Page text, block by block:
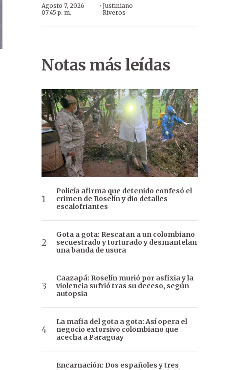
Agosto 7, 2026
07:45 p. m.
·Justiniano
Riveros
Notas más leídas
Policía afirma que detenido confesó el
crimen de Roselín y dio detalles
escalofriantes
Gota a gota: Rescatan a un colombiano
secuestrado y torturado y desmantelan
una banda de usura
Caazapá: Roselín murió por asfixia y la
violencia sufrió tras su deceso, según
autopsia
La mafia del gota a gota: Así opera el
negocio extorsivo colombiano que
acecha a Paraguay
Encarnación: Dos españoles y tres